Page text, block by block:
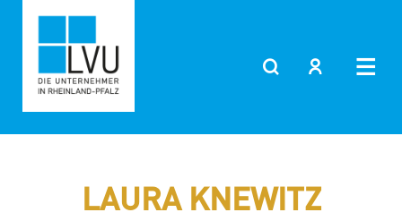
springen
LAURA KNEWITZ